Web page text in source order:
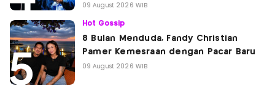
09 August 2026 WIB
Hot Gossip
8 Bulan Menduda, Fandy Christian
Pamer Kemesraan dengan Pacar Baru
09 August 2026 WIB